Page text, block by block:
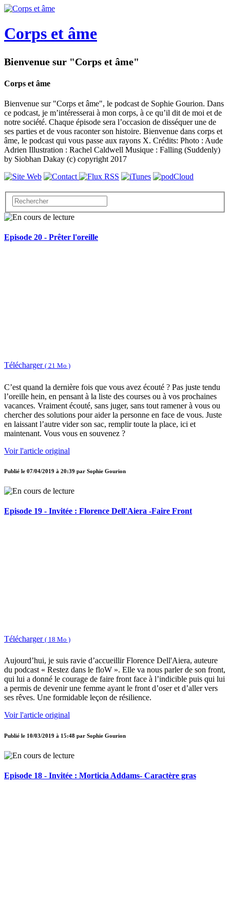
Corps et âme
Bienvenue sur "Corps et âme"
Corps et âme
Bienvenue sur "Corps et âme", le podcast de Sophie Gourion. Dans
ce podcast, je m’intéresserai à mon corps, à ce qu’il dit de moi et de
notre société. Chaque épisode sera l’occasion de disséquer une de
ses parties et de vous raconter son histoire. Bienvenue dans corps et
âme, le podcast qui vous passe aux rayons X. Crédits: Photo : Aude
Adrien Illustration : Rachel Caldwell Musique : Falling (Suddenly)
by Siobhan Dakay (c) copyright 2017
Episode 20 - Prêter l'oreille
Télécharger ( 21 Mo )
C’est quand la dernière fois que vous avez écouté ? Pas juste tendu
l’oreille hein, en pensant à la liste des courses ou à vos prochaines
vacances. Vraiment écouté, sans juger, sans tout ramener à vous ou
chercher des solutions pour aider la personne en face de vous. Juste
en laissant l’autre vider son sac, remplir toute la place, ici et
maintenant. Vous vous en souvenez ?
Voir l'article original
Publié le 07/04/2019 à 20:39 par Sophie Gourion
Episode 19 - Invitée : Florence Dell'Aiera -Faire Front
Télécharger ( 18 Mo )
Aujourd’hui, je suis ravie d’accueillir Florence Dell'Aiera, auteure
du podcast « Restez dans le floW ». Elle va nous parler de son front,
qui lui a donné le courage de faire front face à l’indicible puis qui lui
a permis de devenir une femme ayant le front d’oser et d’aller vers
ses rêves. Une formidable leçon de résilience.
Voir l'article original
Publié le 10/03/2019 à 15:48 par Sophie Gourion
Episode 18 - Invitée : Morticia Addams- Caractère gras